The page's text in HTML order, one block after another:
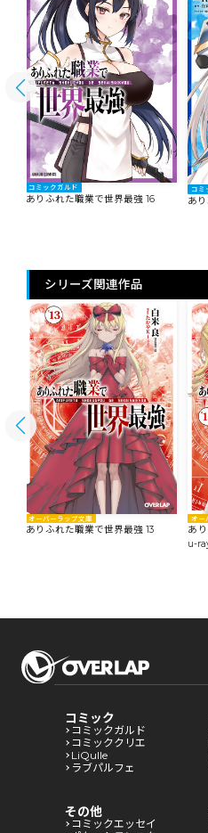
コミックガルド
ありふれた職業で世界最強 16
コミ
あ
シリーズ関連作品
オーバーラップ文庫
ありふれた職業で世界最強 13
オー
あ
u-
コミック
コミックガルド
コミッククリエ
LiQulle
ラブパルフェ
その他
コミックエッセイ